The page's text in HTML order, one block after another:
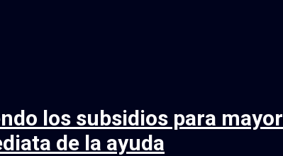
los subsidios para
de la ayuda